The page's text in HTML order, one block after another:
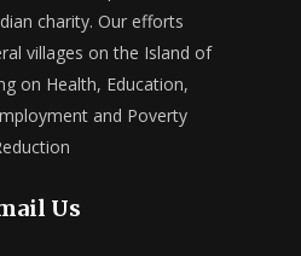
charity. Our efforts
villages on the Island of
on Health, Education,
and Poverty
Us